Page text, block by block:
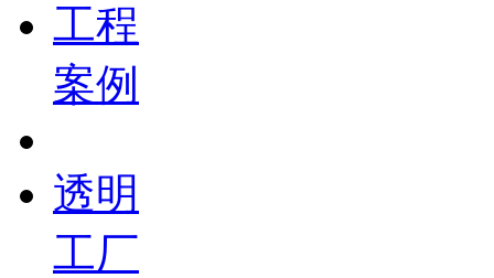
工程
案例
透明
工厂